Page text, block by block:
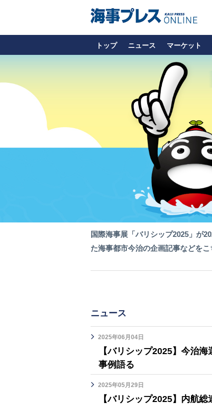
トップ ニュース マーケット
国際海事展「バリシップ2025」が
た海事都市今治の企画記事などを
ニュース
2025年06月04日
【バリシップ2025】今治
事例語る
2025年05月29日
【バリシップ2025】内航